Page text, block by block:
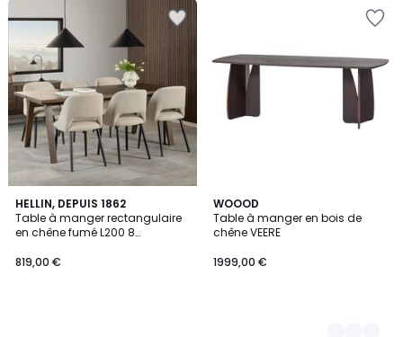
HELLIN, DEPUIS 1862
Table à manger rectangulaire
en chêne fumé L200 8
819,00 €
WOOOD
Table à manger en bois de
chêne VEERE
1999,00 €
2
Couleurs